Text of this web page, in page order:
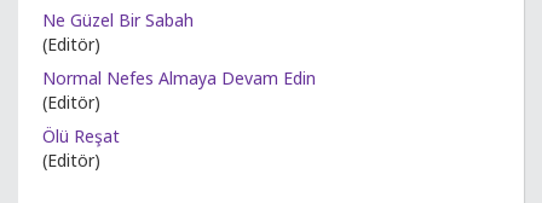
Ne Güzel Bir Sabah
(Editör)
Normal Nefes Almaya Devam Edin
(Editör)
Ölü Reşat
(Editör)